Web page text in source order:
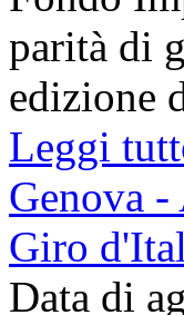
parità di
edizione
Leggi
Genova
Giro
Data di